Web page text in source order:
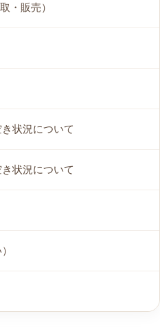
・販売）
状況について
状況について